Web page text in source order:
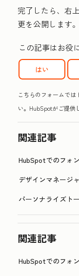
完了したら、右
更を公開します。
この記事はお役
はい
こちらのフォームで
い。HubSpotがご提供
関連記事
HubSpotでのフォ
デザインマネージ
パーソナライズト
関連記事
HubSpotでのフォ